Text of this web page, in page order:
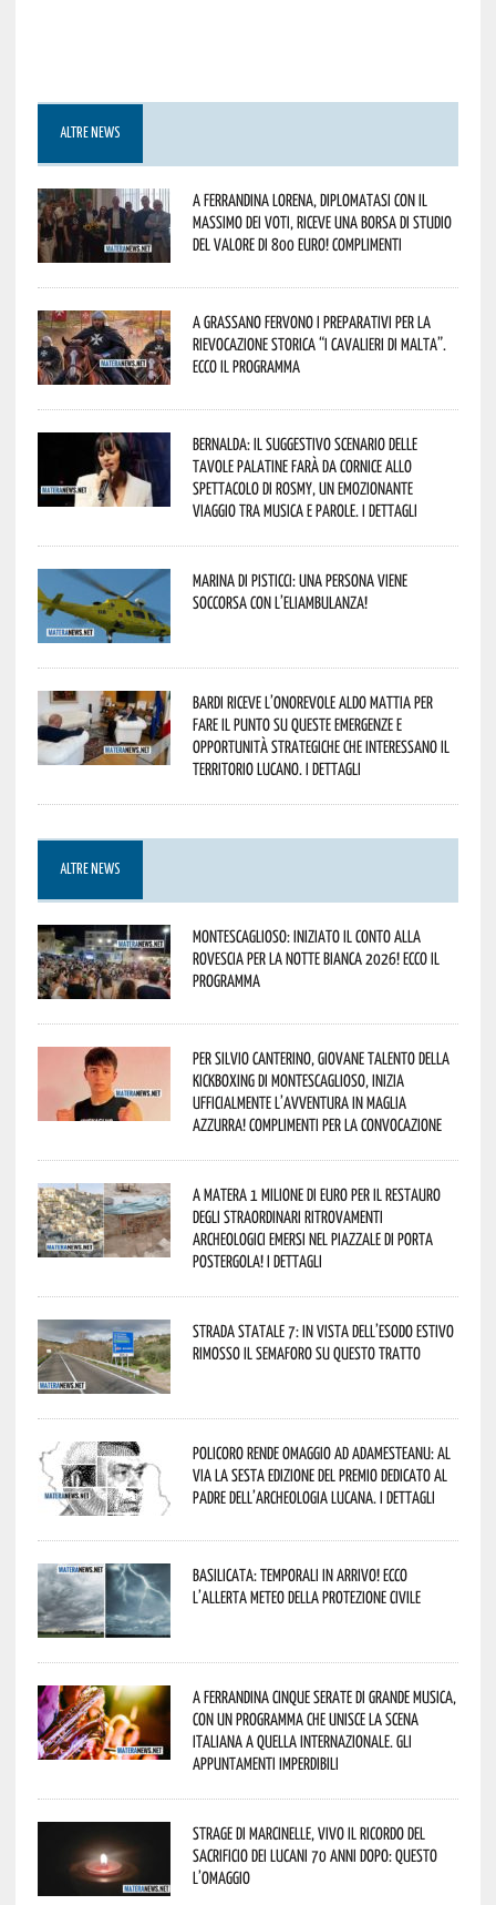
ALTRE NEWS
A Ferrandina Lorena, diplomatasi con il
massimo dei voti, riceve una borsa di studio
del valore di 800 euro! Complimenti
A Grassano fervono i preparativi per la
Rievocazione Storica “I CAVALIERI DI MALTA”.
Ecco il programma
Bernalda: il suggestivo scenario delle
Tavole Palatine farà da cornice allo
spettacolo di Rosmy, un emozionante
viaggio tra musica e parole. I dettagli
Marina di Pisticci: una persona viene
soccorsa con l’eliambulanza!
Bardi riceve l’onorevole Aldo Mattia per
fare il punto su queste emergenze e
opportunità strategiche che interessano il
territorio lucano. I dettagli
ALTRE NEWS
Montescaglioso: iniziato il conto alla
rovescia per la Notte Bianca 2026! Ecco il
programma
Per Silvio Canterino, giovane talento della
kickboxing di Montescaglioso, inizia
ufficialmente l’avventura in maglia
azzurra! Complimenti per la convocazione
A Matera 1 milione di euro per il restauro
degli straordinari ritrovamenti
archeologici emersi nel piazzale di Porta
Postergola! I dettagli
Strada statale 7: in vista dell’esodo estivo
rimosso il semaforo su questo tratto
Policoro rende omaggio ad Adamesteanu: al
via la sesta edizione del Premio dedicato al
padre dell’archeologia lucana. I dettagli
Basilicata: temporali in arrivo! Ecco
l’allerta meteo della Protezione civile
A Ferrandina cinque serate di grande musica,
con un programma che unisce la scena
italiana a quella internazionale. Gli
appuntamenti imperdibili
Strage di Marcinelle, vivo il ricordo del
sacrificio dei lucani 70 anni dopo: questo
l’omaggio